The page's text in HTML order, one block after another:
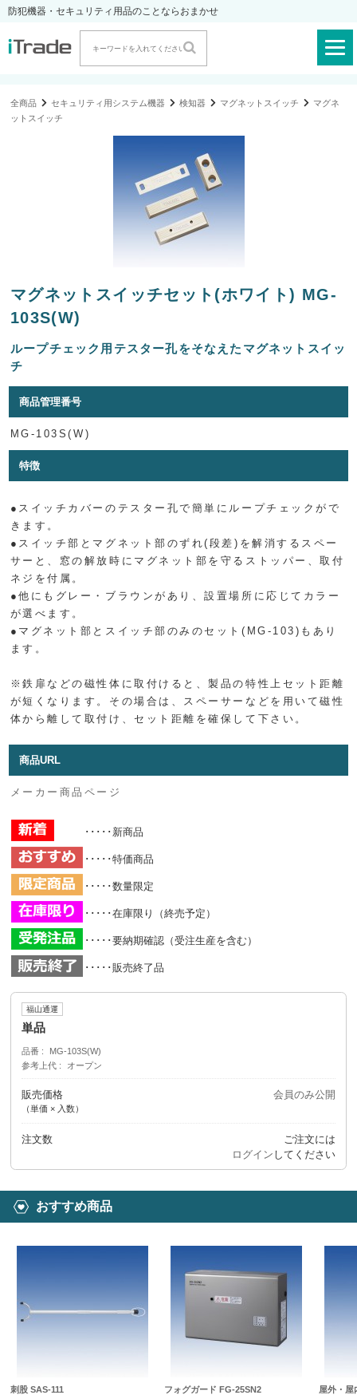
防犯機器・セキュリティ用品のことならおまかせ
全商品 セキュリティ用システム機器 検知器 マグネットスイッチ
マグネ
ットスイッチ
マグネットスイッチセット(ホワイト) MG-
103S(W)
ループチェック用テスター孔をそなえたマグネットスイッ
チ
商品管理番号
MG-103S(W)
特徴
●スイッチカバーのテスター孔で簡単にループチェックがで
きます。
●スイッチ部とマグネット部のずれ(段差)を解消するスペー
サーと、窓の解放時にマグネット部を守るストッパー、取付
ネジを付属。
●他にもグレー・ブラウンがあり、設置場所に応じてカラー
が選べます。
●マグネット部とスイッチ部のみのセット(MG-103)もあり
ます。
※鉄扉などの磁性体に取付けると、製品の特性上セット距離
が短くなります。その場合は、スペーサーなどを用いて磁性
体から離して取付け、セット距離を確保して下さい。
商品URL
メーカー商品ページ
･････新商品
･････特価商品
･････数量限定
･････在庫限り（終売予定）
･････要納期確認（受注生産を含む）
･････販売終了品
福山通運
単品
品番
MG-103S(W)
参考上代
オープン
販売価格
（単価 × 入数）
会員のみ公開
注文数
ご注文には
ログイン してください
おすすめ商品
刺股 SAS-111 フォグガード FG-25SN2
屋外・屋